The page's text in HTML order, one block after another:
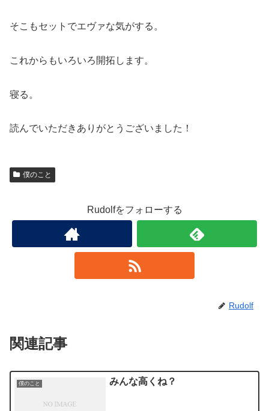
そこもセットでエヴァな気がする。
これからもいろいろ開拓します。
寝る。
読んでいただきありがとうございました！
僕のこと
Rudolfをフォローする
Rudolf
関連記事
僕のこと みんな高くね？